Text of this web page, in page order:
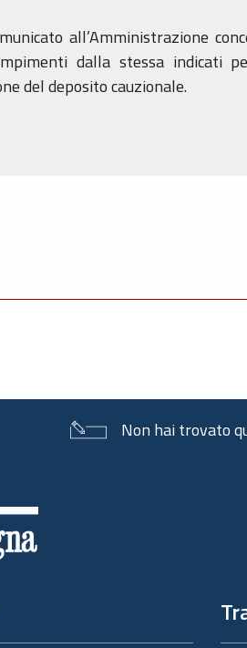
all’Amministrazione
dalla stessa indicati
del deposito cauzionale.
Non hai trovato